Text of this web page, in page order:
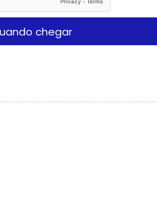
chegar